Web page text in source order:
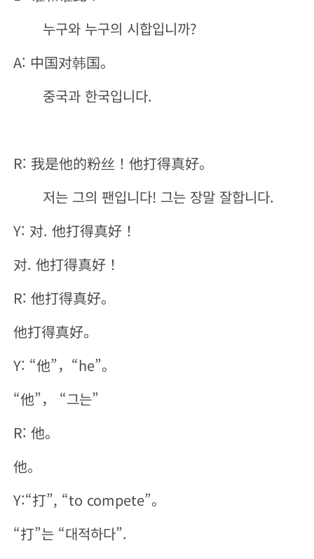
누구와 누구의 시합입니까?
A: 中国对韩国。
중국과 한국입니다.
R: 我是他的粉丝！他打得真好。
저는 그의 팬입니다! 그는 장말 잘합니다.
Y: 对. 他打得真好！
对. 他打得真好！
R: 他打得真好。
他打得真好。
Y: “他”，“he”。
“他”， “그는”
R: 他。
他。
Y:“打”, “to compete”。
“打”는 “대적하다”.